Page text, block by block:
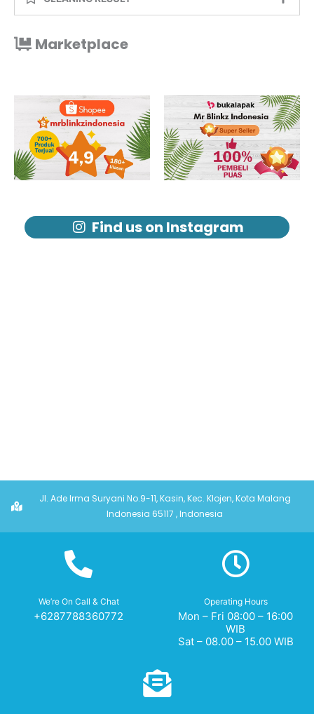
Marketplace
Find us on Instagram
Jl. Ade Irma Suryani No.9-11, Kasin, Kec. Klojen, Kota Malang
Indonesia 65117 , Indonesia
We’re On Call & Chat
+6287788360772
Operating Hours
Mon – Fri 08:00 – 16:00
WIB
Sat – 08.00 – 15.00 WIB